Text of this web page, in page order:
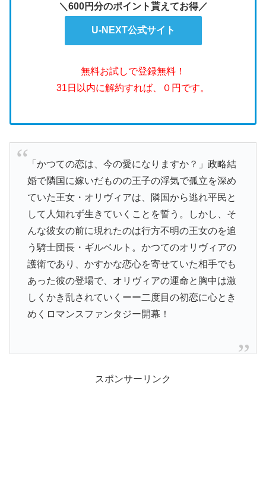
＼600円分のポイント貰えてお得／
U-NEXT公式サイト
無料お試しで登録無料！
31日以内に解約すれば、０円です。
「かつての恋は、今の愛になりますか？」政略結
婚で隣国に嫁いだものの王子の浮気で孤立を深め
ていた王女・オリヴィアは、隣国から逃れ平民と
して人知れず生きていくことを誓う。しかし、そ
んな彼女の前に現れたのは行方不明の王女のを追
う騎士団長・ギルベルト。かつてのオリヴィアの
護衛であり、かすかな恋心を寄せていた相手でも
あった彼の登場で、オリヴィアの運命と胸中は激
しくかき乱されていくーー二度目の初恋に心とき
めくロマンスファンタジー開幕！
スポンサーリンク